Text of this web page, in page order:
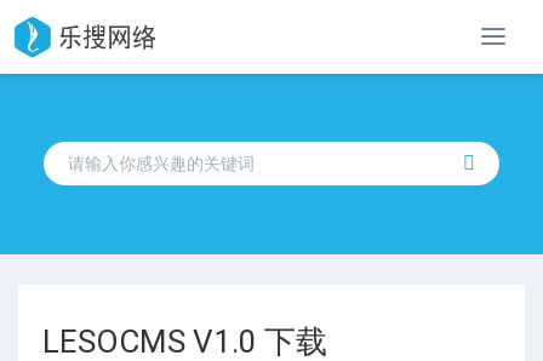
导
航
LESOCMS V1.0 下载